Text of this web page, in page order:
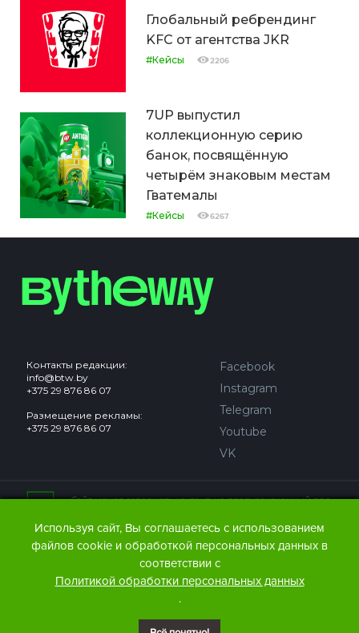
Глобальный ребрендинг
KFC от агентства JKR
#Кейсы 2206
7UP выпустил
коллекционную серию
банок, посвящённую
четырём знаковым местам
Гватемалы
#Кейсы 6267
Контакты редакции:
info@btw.by
+375 29 876 86 07
Размещение рекламы:
+375 29 876 86 07
Facebook
Instagram
Telegram
Youtube
VK
Сайт может содержать контент, не предназначенный для
© 2016 – 2026 ООО
«АЙДЬЮ МЕДИА».
материалов The Bytheway ссылка
(для сайтов - гиперссылка
Используя сайт, Вы соглашаетесь с использованием
файлов cookie и обработкой персональных данных в
соответствии с
Политикой обработки персональных данных
.